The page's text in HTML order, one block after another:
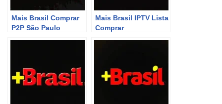
Mais Brasil Comprar
P2P São Paulo
Mais Brasil IPTV Lista
Comprar